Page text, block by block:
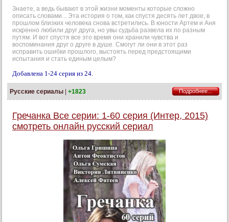
Знаете, а ведь бывают в этой жизни моменты которые сложно
описать словами... Эта история о том, как спустя десять лет двое, в
прошлом близких человека снова встретились. В юности Артем и Аня
искренно любили друг друга, но увы судьба развела их по разным
путям. И вот спустя все это время они хранили чувства и
воспоминания друг о друге в душе. Смогут ли они в этот раз
исправить ошибки прошлого, выстоять перед предстоящими
испытания и стать единым целым?
Добавлена 1-24 серия из 24.
Русские сериалы +1823 Подробнее...
Гречанка Все серии: 1-60 серия (Интер, 2015)
смотреть онлайн русский сериал